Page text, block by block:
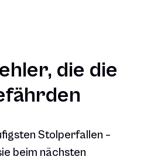
die die
Stolperfallen –
beim nächsten